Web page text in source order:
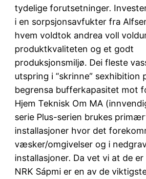
tydelige forutsetninger.
i en sorpsjonsavfukter fra
hvem voldtok andrea voll
produktkvaliteten og et godt
produksjonsmiljø. Dei fleste
utspring i “skrinne” sexhibition
begrensa bufferkapasitet mot
Hjem Teknisk Om MA
serie Plus-serien brukes
installasjoner hvor det
væsker/omgivelser og i
installasjoner. Da vet vi at de
NRK Sápmi er en av de